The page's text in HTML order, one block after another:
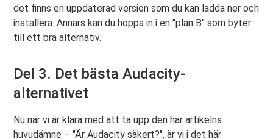
det finns en uppdaterad version som du kan ladda ner och
installera. Annars kan du hoppa in i en "plan B" som byter
till ett bra alternativ.
Del 3. Det bästa Audacity-
alternativet
Nu när vi är klara med att ta upp den här artikelns
huvudämne – "Är Audacity säkert?", är vi i det här